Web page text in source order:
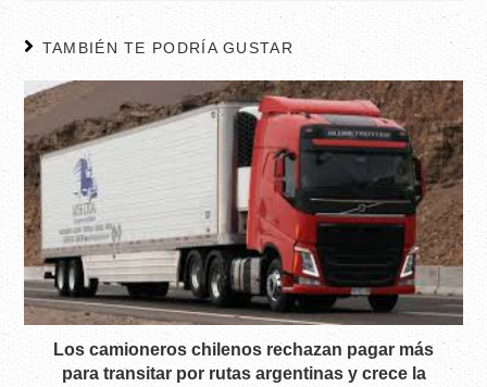
TAMBIÉN TE PODRÍA GUSTAR
Los camioneros chilenos rechazan pagar más
para transitar por rutas argentinas y crece la